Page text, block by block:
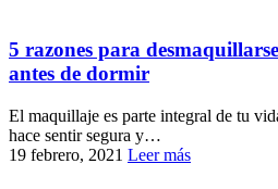
5 razones para
antes de dormir
El maquillaje es parte integral de tu
hace sentir segura y…
19 febrero, 2021 Leer más